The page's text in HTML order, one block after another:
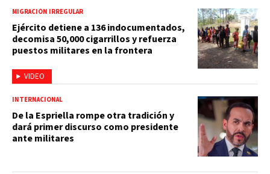
VIDEO
MIGRACIÓN IRREGULAR
Ejército detiene a 136 indocumentados,
decomisa 50,000 cigarrillos y refuerza
puestos militares en la frontera
INTERNACIONAL
De la Espriella rompe otra tradición y
dará primer discurso como presidente
ante militares